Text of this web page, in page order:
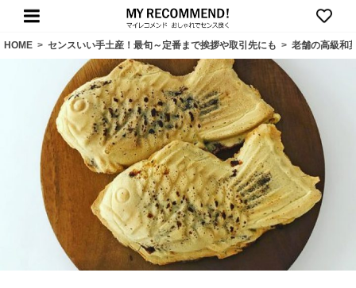
HOME > センスいい手土産！最旬～定番まで挨拶や取引先にも > 老舗の高級和